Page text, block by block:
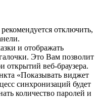
отключить,
и отображать
Это Вам позволит
открытий веб-браузера.
«Показывать виджет
синхронизаций будет
количество паролей и